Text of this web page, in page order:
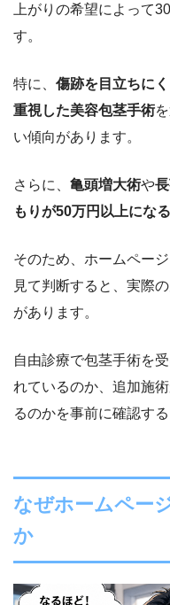
上がりの希望によって
す。
特に、 傷跡を目立ちに
重視した美容包茎手術
い傾向があります。
さらに、 亀頭増大術や
もりが50万円以上にな
そのため、ホームペー
見て判断すると、実際
があります。
自由診療で包茎手術を
れているのか、追加施
るのかを事前に確認す
なぜホームペー
か